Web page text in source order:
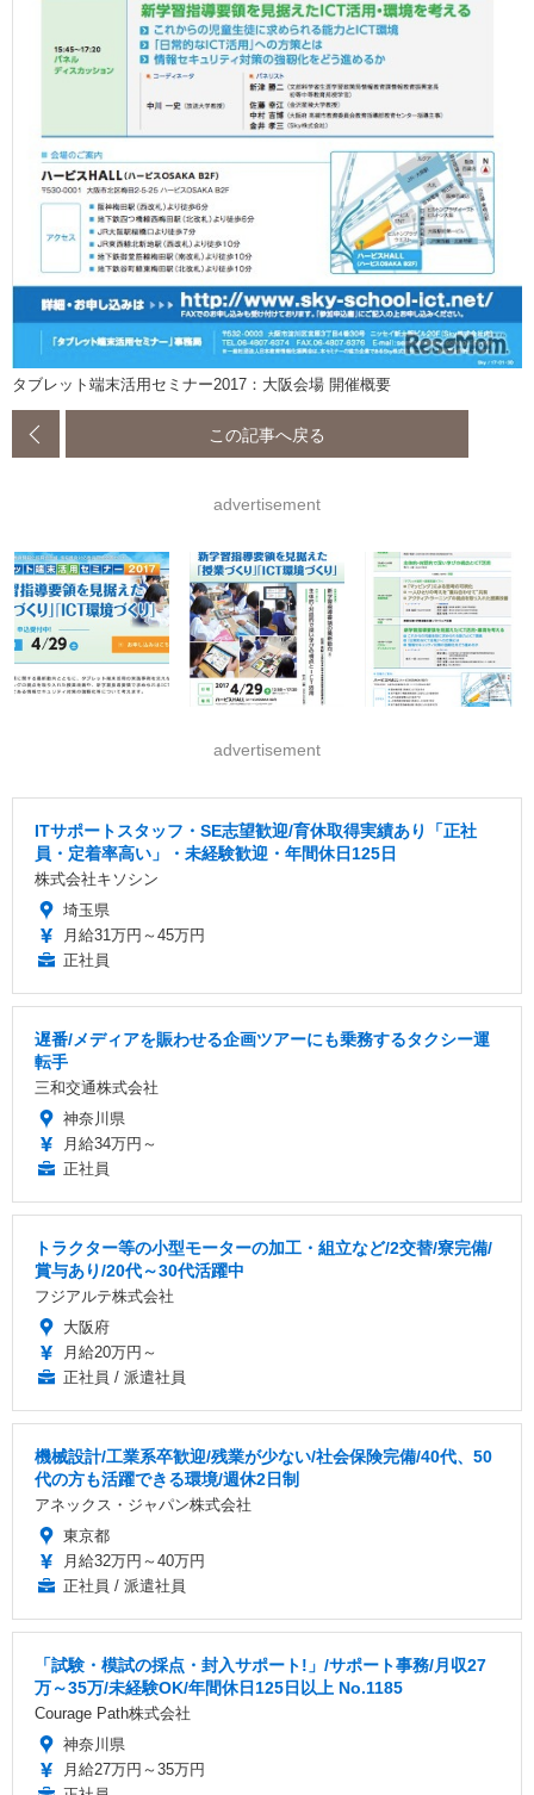
タブレット端末活用セミナー2017：大阪会場 開催概要
この記事へ戻る
advertisement
advertisement
ITサポートスタッフ・SE志望歓迎/育休取得実績あり「正社
員・定着率高い」・未経験歓迎・年間休日125日
株式会社キソシン
埼玉県
月給31万円～45万円
正社員
遅番/メディアを賑わせる企画ツアーにも乗務するタクシー運
転手
三和交通株式会社
神奈川県
月給34万円～
正社員
トラクター等の小型モーターの加工・組立など/2交替/寮完備/
賞与あり/20代～30代活躍中
フジアルテ株式会社
大阪府
月給20万円～
正社員 / 派遣社員
機械設計/工業系卒歓迎/残業が少ない/社会保険完備/40代、50
代の方も活躍できる環境/週休2日制
アネックス・ジャパン株式会社
東京都
月給32万円～40万円
正社員 / 派遣社員
「試験・模試の採点・封入サポート!」/サポート事務/月収27
万～35万/未経験OK/年間休日125日以上 No.1185
Courage Path株式会社
神奈川県
月給27万円～35万円